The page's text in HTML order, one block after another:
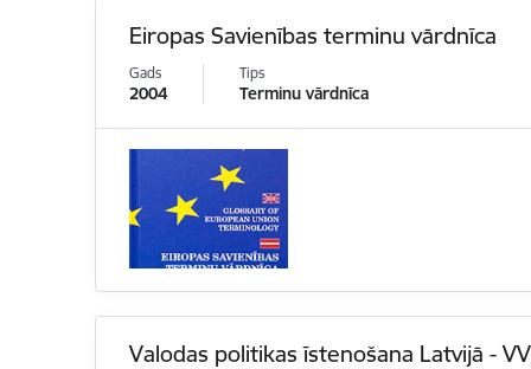
Eiropas Savienības terminu vārdnīca
Gads
2004
Tips
Terminu vārdnīca
Valodas politikas īstenošana Latvijā -